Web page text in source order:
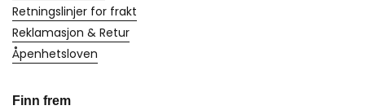
Retningslinjer for frakt
Reklamasjon & Retur
Åpenhetsloven
Finn frem